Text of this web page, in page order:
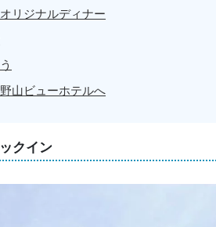
リジナルディナー
山ビューホテルへ
クイン